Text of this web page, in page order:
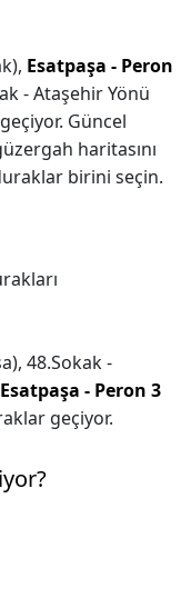
Esatpaşa - Peron
- Ataşehir Yönü
Güncel
haritasını
birini seçin.
48.Sokak -
Esatpaşa - Peron 3
geçiyor.